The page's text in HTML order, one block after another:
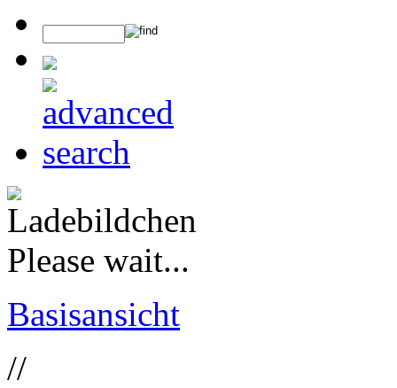
Please wait...
Basisansicht
//